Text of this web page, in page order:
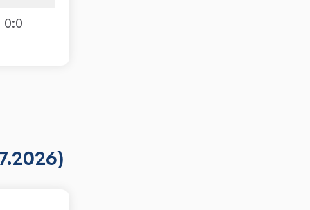
0:0